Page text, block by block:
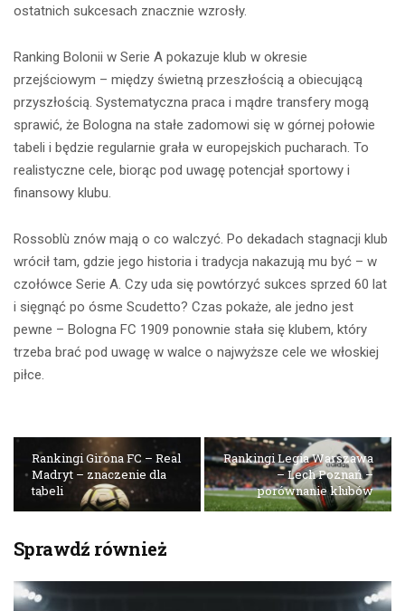
ostatnich sukcesach znacznie wzrosły.
Ranking Bolonii w Serie A pokazuje klub w okresie
przejściowym – między świetną przeszłością a obiecującą
przyszłością. Systematyczna praca i mądre transfery mogą
sprawić, że Bologna na stałe zadomowi się w górnej połowie
tabeli i będzie regularnie grała w europejskich pucharach. To
realistyczne cele, biorąc pod uwagę potencjał sportowy i
finansowy klubu.
Rossoblù znów mają o co walczyć. Po dekadach stagnacji klub
wrócił tam, gdzie jego historia i tradycja nakazują mu być – w
czołówce Serie A. Czy uda się powtórzyć sukces sprzed 60 lat
i sięgnąć po ósme Scudetto? Czas pokaże, ale jedno jest
pewne – Bologna FC 1909 ponownie stała się klubem, który
trzeba brać pod uwagę w walce o najwyższe cele we włoskiej
piłce.
Rankingi Girona FC – Real
Madryt – znaczenie dla
tabeli
Rankingi Legia Warszawa
– Lech Poznań –
porównanie klubów
Sprawdź również